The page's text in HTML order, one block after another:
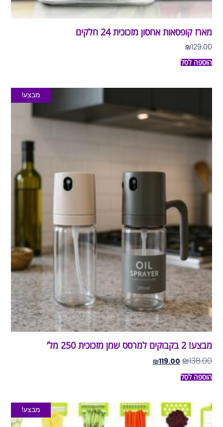
מארז קופסאות אחסון מזכוכית 24 חלקים
₪129.00
הוספה לסל
מבצע!
מבצע! 2 בקבוקים למרסס שמן מזכוכית 250 מל’
₪138.00
₪119.00
הוספה לסל
מבצע!